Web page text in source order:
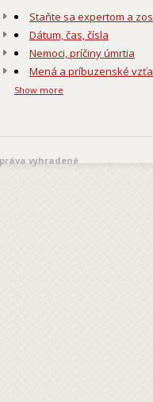
Staňte sa expertom a
Dátum, čas, čísla
Nemoci, príčiny úmrtia
Mená a príbuzenské
Show more
vyhradené